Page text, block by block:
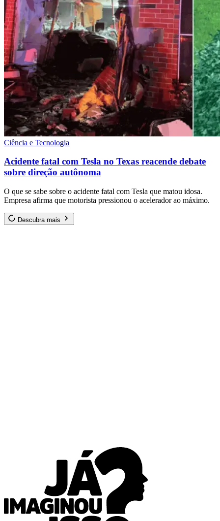
Ciência e Tecnologia
Acidente fatal com Tesla no Texas reacende debate
sobre direção autônoma
O que se sabe sobre o acidente fatal com Tesla que matou idosa.
Empresa afirma que motorista pressionou o acelerador ao máximo.
Descubra mais